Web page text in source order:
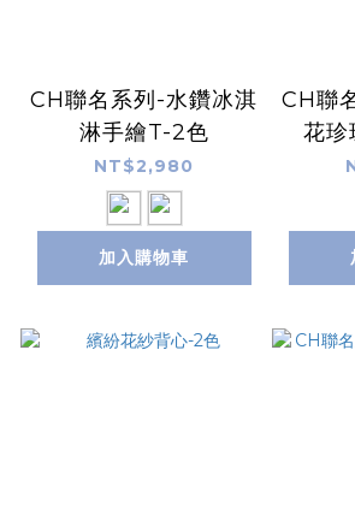
CH聯名系列-水鑽冰淇
淋手繪T-2色
NT$2,980
加入購物車
CH聯
花珍